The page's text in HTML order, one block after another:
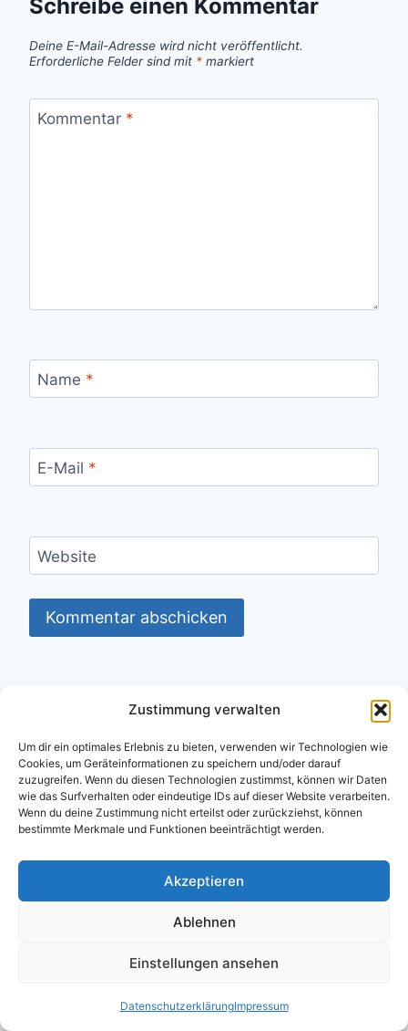
Zustimmung verwalten
Um dir ein optimales Erlebnis zu bieten, verwenden wir Technologien wie
Cookies, um Geräteinformationen zu speichern und/oder darauf
zuzugreifen. Wenn du diesen Technologien zustimmst, können wir Daten
wie das Surfverhalten oder eindeutige IDs auf dieser Website verarbeiten.
Wenn du deine Zustimmung nicht erteilst oder zurückziehst, können
bestimmte Merkmale und Funktionen beeinträchtigt werden.
Akzeptieren
Ablehnen
Einstellungen ansehen
DatenschutzerklärungImpressum
Schreibe einen Kommentar
Deine E-Mail-Adresse wird nicht veröffentlicht.
Erforderliche Felder sind mit * markiert
Kommentar *
Name *
E-Mail *
Website
https://wilhelm.technology/ueber
© Reinhard Ernst Rudolf Wilhelm
Hellefelder Straße 108
59821 Arnsberg
Tel.: 0173 194 6500
Schlagwörter
Diplomatie
Eskalationsrhetorik Faires Verfahren